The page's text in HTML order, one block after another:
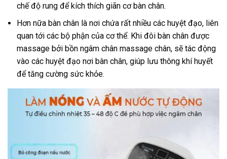
chế độ rung để kích thích giãn cơ bàn chân.
Hơn nữa bàn chân là nơi chứa rất nhiều các huyệt đạo, liên
quan tới các bộ phận của cơ thể. Khi đôi bàn chân được
massage bởi bồn ngâm chân massage chân, sẽ tác động
vào các huyệt đạo nơi bàn chân, giúp lưu thông khí huyết
để tăng cường sức khỏe.